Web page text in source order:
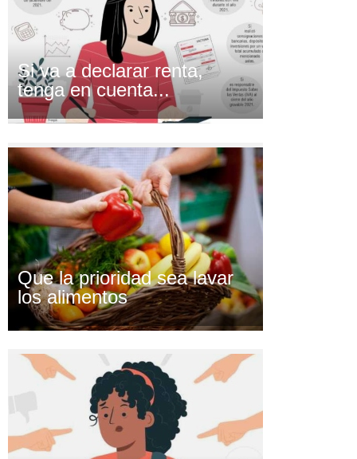
Si va a declarar renta,
tenga en cuenta...
Que la prioridad sea lavar
los alimentos